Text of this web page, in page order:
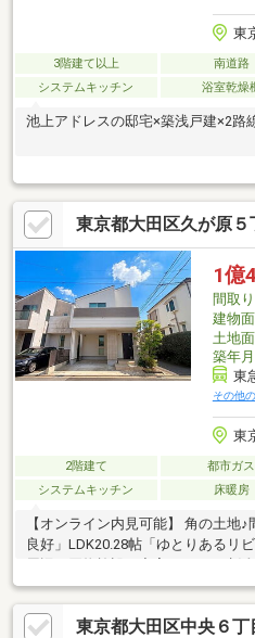
東
3階建て以上 南道路
システムキッチン
浴室乾燥
池上アドレスの邸宅×築浅戸建×2路
東京都大田区久が原
1億
間取り
建物
土地
築年月
東
その他
東
2階建て 都市ガス
システムキッチン
床暖房
【オンライン内見可能】 角の土地
良好」LDK20.28帖「ゆとりあるリ
東京都大田区中央６